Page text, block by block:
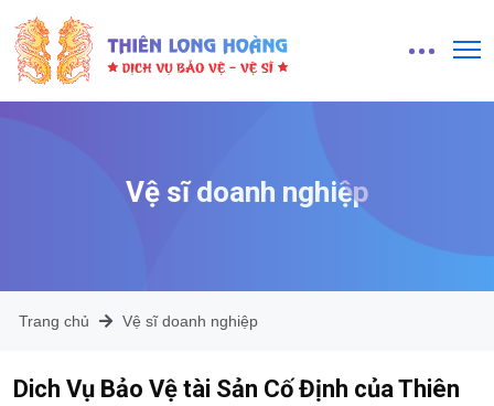
Vệ sĩ doanh nghiệp
Trang chủ Vệ sĩ doanh nghiệp
Dich Vụ Bảo Vệ tài Sản Cố Định của Thiên